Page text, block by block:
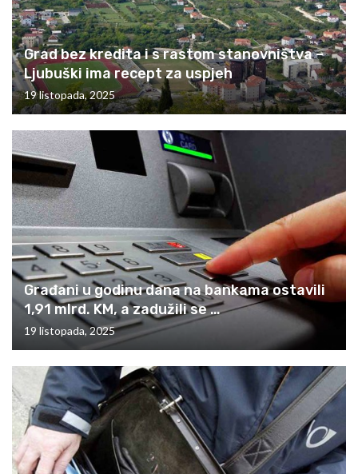
Grad bez kredita i s rastom stanovništva –
Ljubuški ima recept za uspjeh
19 listopada, 2025
Građani u godinu dana na bankama ostavili
1,91 mlrd. KM, a zadužili se …
19 listopada, 2025